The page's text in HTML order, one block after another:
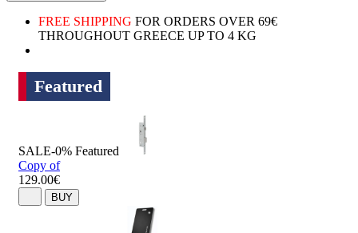
FREE SHIPPING FOR ORDERS OVER 69€
THROUGHOUT GREECE UP TO 4 KG
Featured
SALE-0% Featured
Copy of
129.00€
BUY